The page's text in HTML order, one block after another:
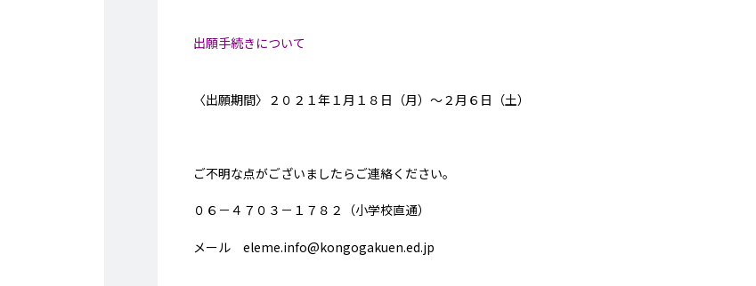
出願手続きについて
〈出願期間〉２０２１年１月１８日（月）～２月６日（土）
ご不明な点がございましたらご連絡ください。
０６－４７０３－１７８２（小学校直通）
メール eleme.info@kongogakuen.ed.jp